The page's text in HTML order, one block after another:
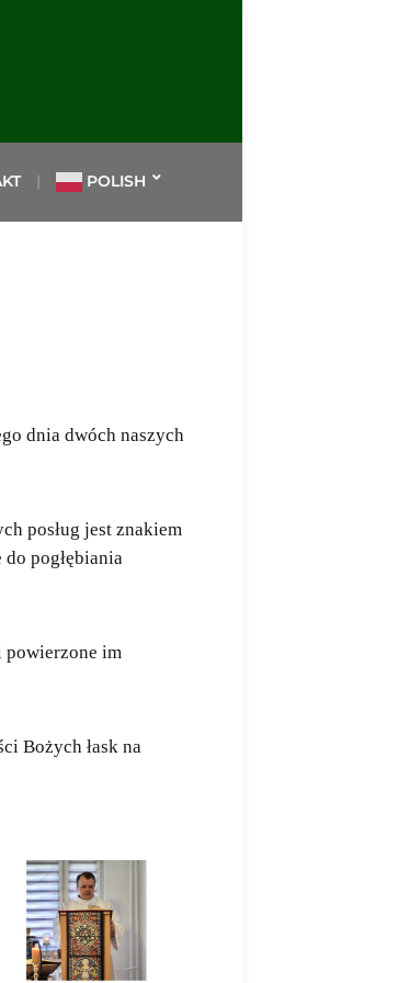
POLISH
dnia dwóch naszych
posług jest znakiem
do pogłębiania
powierzone im
Bożych łask na